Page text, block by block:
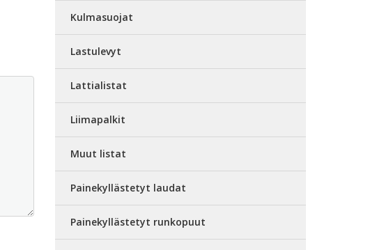
Kulmasuojat
Lastulevyt
Lattialistat
Liimapalkit
Muut listat
Painekyllästetyt laudat
Painekyllästetyt runkopuut